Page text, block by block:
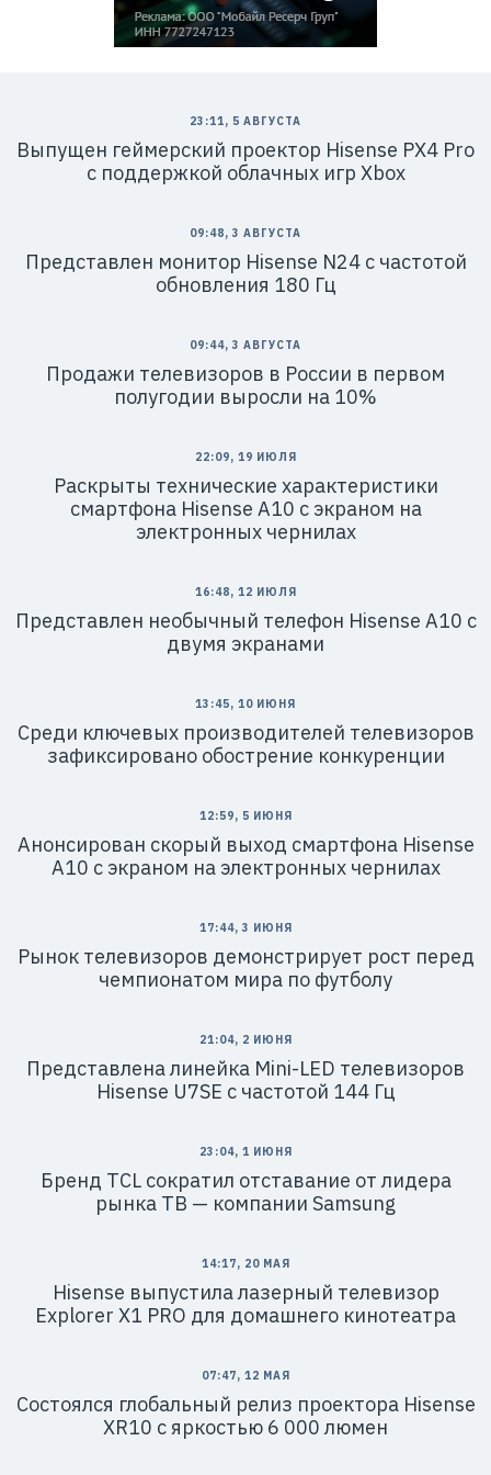
23:11, 5 АВГУСТА
Выпущен геймерский проектор Hisense PX4 Pro
с поддержкой облачных игр Xbox
09:48, 3 АВГУСТА
Представлен монитор Hisense N24 с частотой
обновления 180 Гц
09:44, 3 АВГУСТА
Продажи телевизоров в России в первом
полугодии выросли на 10%
22:09, 19 ИЮЛЯ
Раскрыты технические характеристики
смартфона Hisense A10 с экраном на
электронных чернилах
16:48, 12 ИЮЛЯ
Представлен необычный телефон Hisense A10 с
двумя экранами
13:45, 10 ИЮНЯ
Среди ключевых производителей телевизоров
зафиксировано обострение конкуренции
12:59, 5 ИЮНЯ
Анонсирован скорый выход смартфона Hisense
A10 с экраном на электронных чернилах
17:44, 3 ИЮНЯ
Рынок телевизоров демонстрирует рост перед
чемпионатом мира по футболу
21:04, 2 ИЮНЯ
Представлена линейка Mini-LED телевизоров
Hisense U7SE с частотой 144 Гц
23:04, 1 ИЮНЯ
Бренд TCL сократил отставание от лидера
рынка ТВ — компании Samsung
14:17, 20 МАЯ
Hisense выпустила лазерный телевизор
Explorer X1 PRO для домашнего кинотеатра
07:47, 12 МАЯ
Состоялся глобальный релиз проектора Hisense
XR10 с яркостью 6 000 люмен